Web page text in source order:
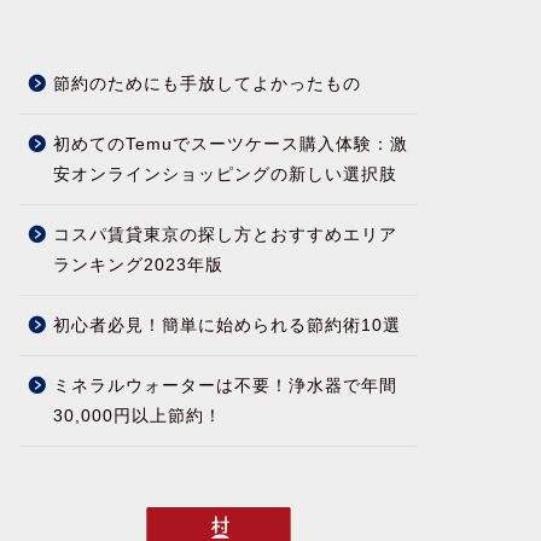
節約のためにも手放してよかったもの
初めてのTemuでスーツケース購入体験：激
安オンラインショッピングの新しい選択肢
コスパ賃貸東京の探し方とおすすめエリア
ランキング2023年版
初心者必見！簡単に始められる節約術10選
ミネラルウォーターは不要！浄水器で年間
30,000円以上節約！